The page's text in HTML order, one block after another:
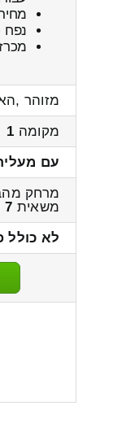
נפח
מזוהר
מקומה 1
עם
מרחק
משאית 7
לא כולל